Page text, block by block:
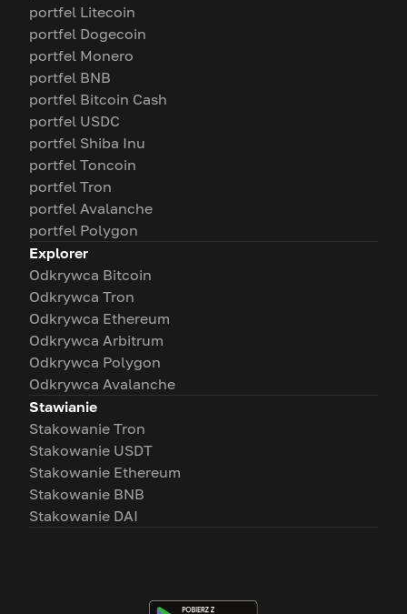
portfel Litecoin
portfel Dogecoin
portfel Monero
portfel BNB
portfel Bitcoin Cash
portfel USDC
portfel Shiba Inu
portfel Toncoin
portfel Tron
portfel Avalanche
portfel Polygon
Explorer
Odkrywca Bitcoin
Odkrywca Tron
Odkrywca Ethereum
Odkrywca Arbitrum
Odkrywca Polygon
Odkrywca Avalanche
Stawianie
Stakowanie Tron
Stakowanie USDT
Stakowanie Ethereum
Stakowanie BNB
Stakowanie DAI